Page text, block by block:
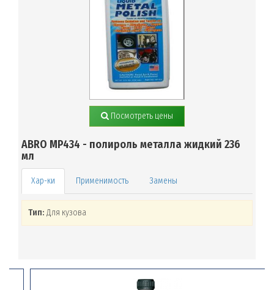
Посмотреть цены
ABRO MP434 - полироль металла жидкий 236
мл
Применимость Замены
Тип: Для кузова